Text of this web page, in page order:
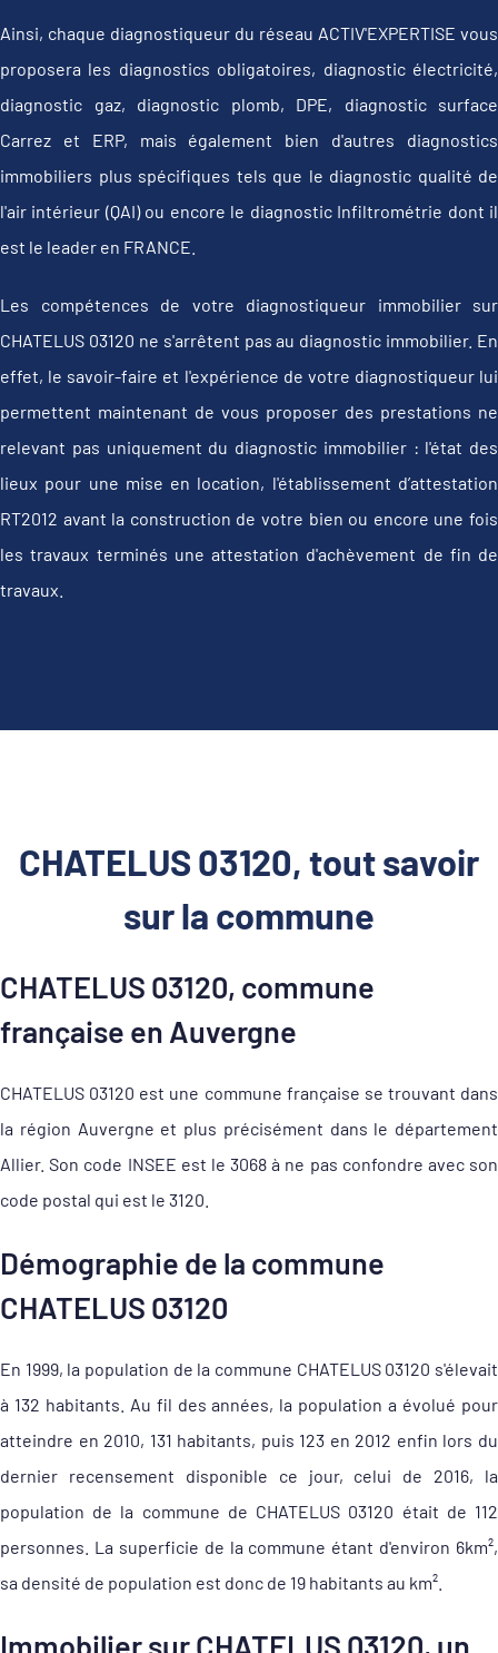
Ainsi, chaque diagnostiqueur du réseau ACTIV'EXPERTISE vous
proposera les diagnostics obligatoires, diagnostic électricité,
diagnostic gaz, diagnostic plomb, DPE, diagnostic surface
Carrez et ERP, mais également bien d'autres diagnostics
immobiliers plus spécifiques tels que le diagnostic qualité de
l'air intérieur (QAI) ou encore le diagnostic Infiltrométrie dont il
est le leader en FRANCE.
Les compétences de votre diagnostiqueur immobilier sur
CHATELUS 03120 ne s'arrêtent pas au diagnostic immobilier. En
effet, le savoir-faire et l'expérience de votre diagnostiqueur lui
permettent maintenant de vous proposer des prestations ne
relevant pas uniquement du diagnostic immobilier : l'état des
lieux pour une mise en location, l'établissement d’attestation
RT2012 avant la construction de votre bien ou encore une fois
les travaux terminés une attestation d'achèvement de fin de
travaux.
CHATELUS 03120, tout savoir
sur la commune
CHATELUS 03120, commune
française en Auvergne
CHATELUS 03120 est une commune française se trouvant dans
la région Auvergne et plus précisément dans le département
Allier. Son code INSEE est le 3068 à ne pas confondre avec son
code postal qui est le 3120.
Démographie de la commune
CHATELUS 03120
En 1999, la population de la commune CHATELUS 03120 s'élevait
à 132 habitants. Au fil des années, la population a évolué pour
atteindre en 2010, 131 habitants, puis 123 en 2012 enfin lors du
dernier recensement disponible ce jour, celui de 2016, la
population de la commune de CHATELUS 03120 était de 112
personnes. La superficie de la commune étant d'environ 6km²,
sa densité de population est donc de 19 habitants au km².
Immobilier sur CHATELUS 03120, un